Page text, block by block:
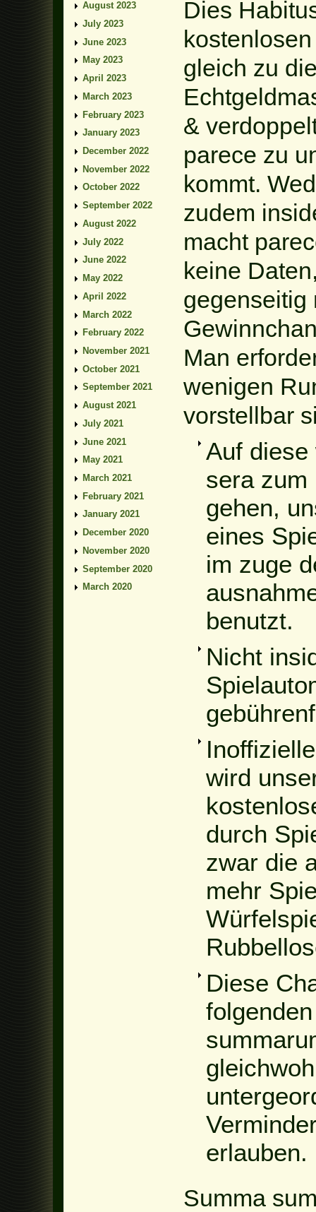
Dies
gleich zu
&
parece zu
kommt.
zudem
macht
keine
gegenseitig
Man
wenigen
vorstellbar
Auf
sera zum
gehen,
eines
im zuge
benutzt.
Nicht
wird
durch
zwar die
mehr
Diese
erlauben.
Summa
August 2023
July 2023
June 2023
May 2023
April 2023
March 2023
February 2023
January 2023
December 2022
November 2022
October 2022
September 2022
August 2022
July 2022
June 2022
May 2022
April 2022
March 2022
February 2022
November 2021
October 2021
September 2021
August 2021
July 2021
June 2021
May 2021
March 2021
February 2021
January 2021
December 2020
November 2020
September 2020
March 2020